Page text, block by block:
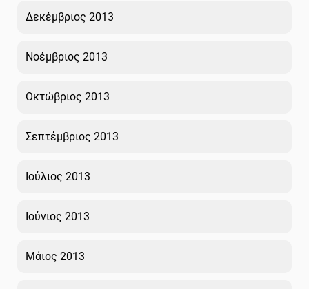
Δεκέμβριος 2013
Νοέμβριος 2013
Οκτώβριος 2013
Σεπτέμβριος 2013
Ιούλιος 2013
Ιούνιος 2013
Μάιος 2013